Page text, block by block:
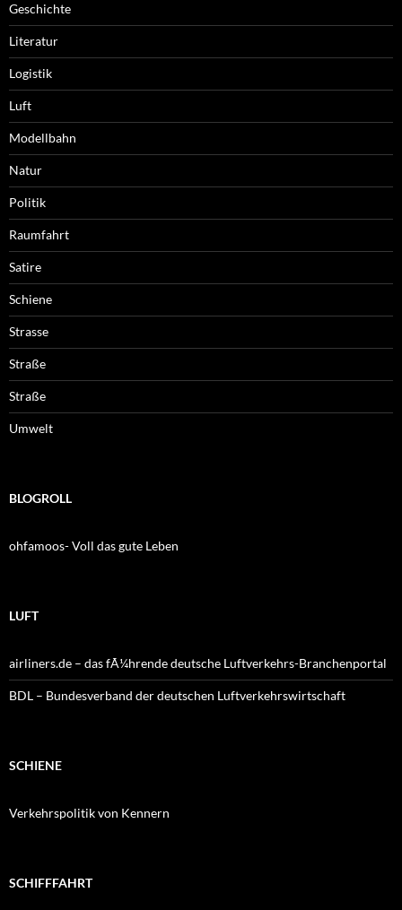
Geschichte
Literatur
Logistik
Luft
Modellbahn
Natur
Politik
Raumfahrt
Satire
Schiene
Strasse
Straße
Straße
Umwelt
BLOGROLL
ohfamoos- Voll das gute Leben
LUFT
airliners.de – das fÃ¼hrende deutsche Luftverkehrs-Branchenportal
BDL – Bundesverband der deutschen Luftverkehrswirtschaft
SCHIENE
Verkehrspolitik von Kennern
SCHIFFFAHRT